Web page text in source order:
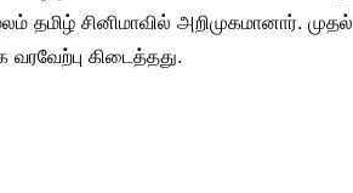
தமிழ் சினிமாவில் அறிமுகமானார். முதல்
கிடைத்தது.